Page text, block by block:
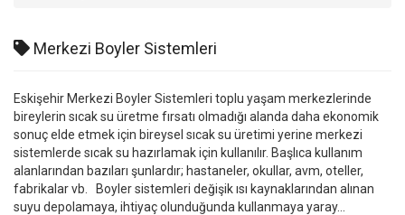
Merkezi Boyler Sistemleri
Eskişehir Merkezi Boyler Sistemleri toplu yaşam merkezlerinde
bireylerin sıcak su üretme fırsatı olmadığı alanda daha ekonomik
sonuç elde etmek için bireysel sıcak su üretimi yerine merkezi
sistemlerde sıcak su hazırlamak için kullanılır. Başlıca kullanım
alanlarından bazıları şunlardır; hastaneler, okullar, avm, oteller,
fabrikalar vb. Boyler sistemleri değişik ısı kaynaklarından alınan
suyu depolamaya, ihtiyaç olunduğunda kullanmaya yaray...